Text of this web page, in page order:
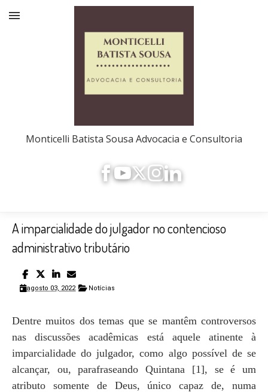
Monticelli Batista Sousa Advocacia e Consultoria
A imparcialidade do julgador no contencioso
administrativo tributário
agosto 03, 2022 Notícias
Dentre muitos dos temas que se mantêm controversos
nas discussões acadêmicas está aquele atinente à
imparcialidade do julgador, como algo possível de se
alcançar, ou, parafraseando Quintana [1], se é um
atributo somente de Deus, único capaz de, numa